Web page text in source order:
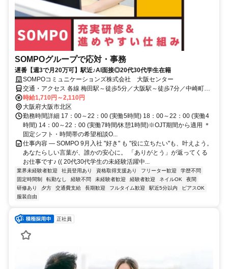
SOMPOグループで応対・事務
遅番【週3で月20万可】駅近♪AI面接◎20代30代学生在籍
SOMPOコミュニケーションズ株式会社 大阪センター
交通・アクセス 各線 梅田駅～徒歩5分／大阪駅～徒歩7分／中崎町駅
～徒歩3分
時給1,710円～2,110円
大阪府大阪市北区
勤務時間詳細 17：00～22：00 (実働5時間) 18：00～22：00 (実働4
時間) 14：00～22：00 (実働7時間/休憩1時間)※OJT期間から適用 ＊
固定シフト・時間帯の希望相談O...
仕事内容 ― SOMPO 9月入社 "好き" も "役に立ちたい"も、叶えよう。
あなたらしい言葉が、誰かの安心に。 「ありがとう」が返ってくる
お仕事です♪ (( 20代30代学生の未経験活躍中...
業界未経験者歓迎 社員登用あり 資格取得支援あり フリーター歓迎
学歴不問
固定時間制
転勤なし 経験不問 未経験者歓迎 経験者歓迎 ネイルOK
夜間
研修あり
夕方 交通費支給 長期歓迎 フルタイム歓迎 駅近5分以内
ピアスOK
服装自由
正社員